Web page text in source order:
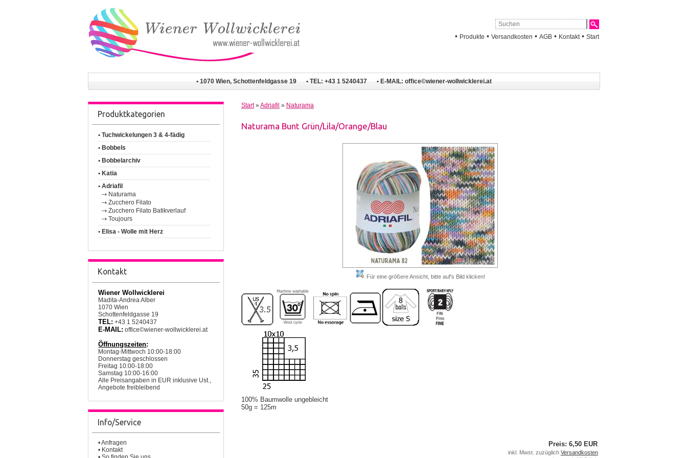
• Produkte • Versandkosten • AGB • Kontakt • Start
• 1070 Wien, Schottenfeldgasse 19 • TEL: +43 1 5240437 • E-MAIL:office©wiener-wollwicklerei.at
Produktkategorien
• Tuchwickelungen 3 & 4-fädig
• Bobbels
• Bobbelarchiv
• Katia
• Adriafil
Naturama
Zucchero Filato
Zucchero Filato Batikverlauf
Toujours
• Elisa - Wolle mit Herz
Kontakt
Wiener Wollwicklerei
Madita-Andrea Alber
1070 Wien
Schottenfeldgasse 19
TEL: +43 1 5240437
E-MAIL: office©wiener-wollwicklerei.at
Öffnungszeiten:
Montag-Mittwoch 10:00-18:00
Donnerstag geschlossen
Freitag 10:00-18:00
Samstag 10:00-16:00
Alle Preisangaben in EUR inklusive Ust.,
Angebote freibleibend
Info/Service
•Anfragen
• Kontakt
Start»Adriafil » Naturama
Naturama Bunt Grün/Lila/Orange/Blau
Für eine größere Ansicht, bitte auf's Bild klicken!
100% Baumwolle ungebleicht
50g = 125m
Preis: 6,50 EUR
inkl. Mwst. zuzüglich Versandkosten